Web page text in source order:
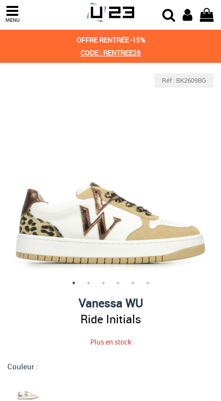
MENU
OFFRE RENTRÉE -15%
CODE : RENTREE26
Réf : BK2609BG
Vanessa WU
Ride Initials
Plus en stock
Couleur :